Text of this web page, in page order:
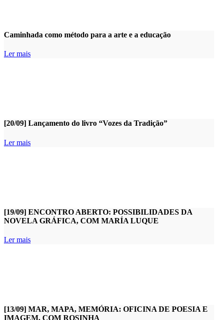
Caminhada como método para a arte e a educação
Ler mais
[20/09] Lançamento do livro “Vozes da Tradição”
Ler mais
[19/09] ENCONTRO ABERTO: POSSIBILIDADES DA
NOVELA GRÁFICA, COM MARÍA LUQUE
Ler mais
[13/09] MAR, MAPA, MEMÓRIA: OFICINA DE POESIA E
IMAGEM, COM ROSINHA